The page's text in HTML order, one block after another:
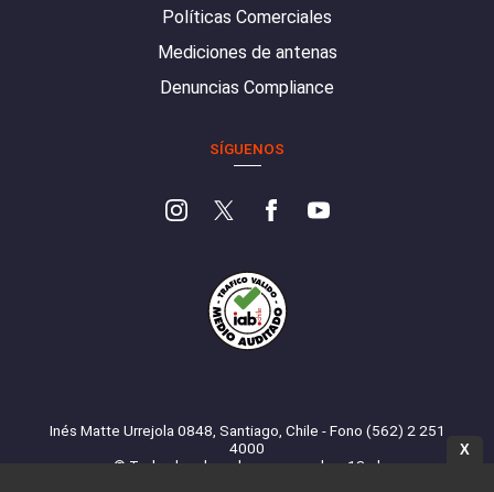
Políticas Comerciales
Mediciones de antenas
Denuncias Compliance
SÍGUENOS
Inés Matte Urrejola 0848, Santiago, Chile - Fono (562) 2 251
4000
© Todos los derechos reservados. 13.cl
X